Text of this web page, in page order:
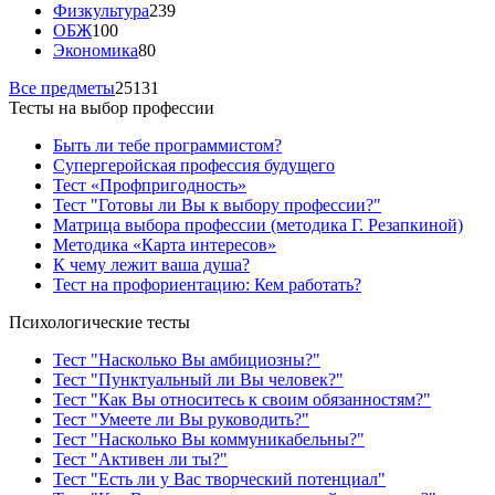
Физкультура239
ОБЖ100
Экономика80
Все предметы25131
Тесты на выбор профессии
Быть ли тебе программистом?
Супергеройская профессия будущего
Тест «Профпригодность»
Тест "Готовы ли Вы к выбору профессии?"
Матрица выбора профессии (методика Г. Резапкиной)
Методика «Карта интересов»
К чему лежит ваша душа?
Тест на профориентацию: Кем работать?
Психологические тесты
Тест "Насколько Вы амбициозны?"
Тест "Пунктуальный ли Вы человек?"
Тест "Как Вы относитесь к своим обязанностям?"
Тест "Умеете ли Вы руководить?"
Тест "Насколько Вы коммуникабельны?"
Тест "Активен ли ты?"
Тест "Есть ли у Вас творческий потенциал"